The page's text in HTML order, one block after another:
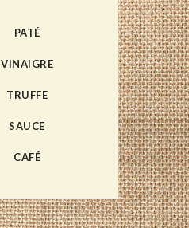
PATÉ
VINAIGRE
TRUFFE
SAUCE
CAFÉ